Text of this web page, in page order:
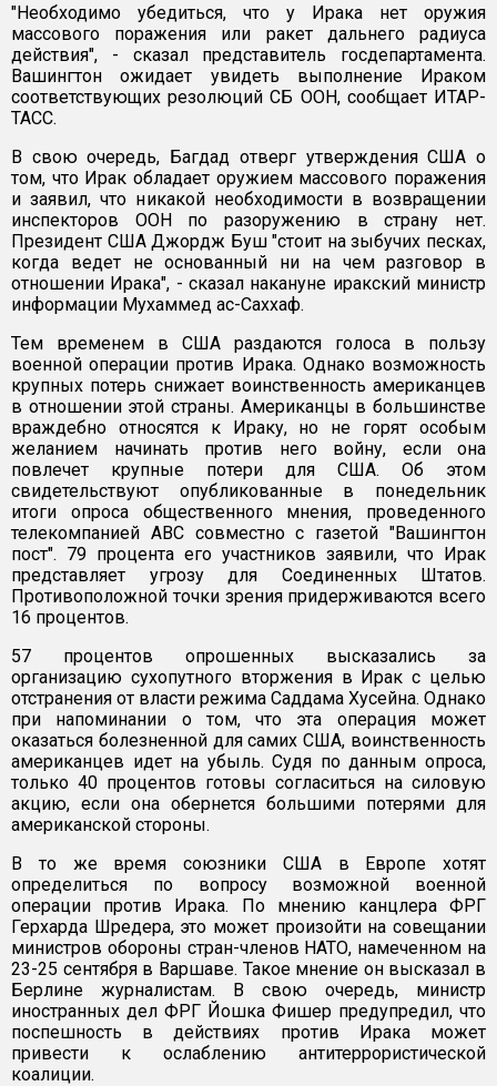
"Необходимо убедиться, что у Ирака нет оружия
массового поражения или ракет дальнего радиуса
действия", - сказал представитель госдепартамента.
Вашингтон ожидает увидеть выполнение Ираком
соответствующих резолюций СБ ООН, сообщает ИТАР-
ТАСС.
В свою очередь, Багдад отверг утверждения США о
том, что Ирак обладает оружием массового поражения
и заявил, что никакой необходимости в возвращении
инспекторов ООН по разоружению в страну нет.
Президент США Джордж Буш "стоит на зыбучих песках,
когда ведет не основанный ни на чем разговор в
отношении Ирака", - сказал накануне иракский министр
информации Мухаммед ас-Саххаф.
Тем временем в США раздаются голоса в пользу
военной операции против Ирака. Однако возможность
крупных потерь снижает воинственность американцев
в отношении этой страны. Американцы в большинстве
враждебно относятся к Ираку, но не горят особым
желанием начинать против него войну, если она
повлечет крупные потери для США. Об этом
свидетельствуют опубликованные в понедельник
итоги опроса общественного мнения, проведенного
телекомпанией ABC совместно с газетой "Вашингтон
пост". 79 процента его участников заявили, что Ирак
представляет угрозу для Соединенных Штатов.
Противоположной точки зрения придерживаются всего
16 процентов.
57 процентов опрошенных высказались за
организацию сухопутного вторжения в Ирак с целью
отстранения от власти режима Саддама Хусейна. Однако
при напоминании о том, что эта операция может
оказаться болезненной для самих США, воинственность
американцев идет на убыль. Судя по данным опроса,
только 40 процентов готовы согласиться на силовую
акцию, если она обернется большими потерями для
американской стороны.
В то же время союзники США в Европе хотят
определиться по вопросу возможной военной
операции против Ирака. По мнению канцлера ФРГ
Герхарда Шредера, это может произойти на совещании
министров обороны стран-членов НАТО, намеченном на
23-25 сентября в Варшаве. Такое мнение он высказал в
Берлине журналистам. В свою очередь, министр
иностранных дел ФРГ Йошка Фишер предупредил, что
поспешность в действиях против Ирака может
привести к ослаблению антитеррористической
коалиции.